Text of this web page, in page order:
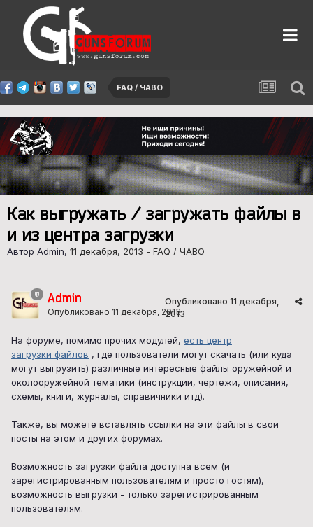
FAQ / ЧАВО
Как выгружать / загружать файлы в
и из центра загрузки
Автор Admin, 11 декабря, 2013 - FAQ / ЧАВО
Admin
Опубликовано 11 декабря, 2013
Опубликовано 11 декабря,
2013
На форуме, помимо прочих модулей, есть центр
загрузки файлов , где пользователи могут скачать (или куда
могут выгрузить) различные интересные файлы оружейной и
околооружейной тематики (инструкции, чертежи, описания,
схемы, книги, журналы, справичники итд).
Также, вы можете вставлять ссылки на эти файлы в свои
посты на этом и других форумах.
Возможность загрузки файла доступна всем (и
зарегистрированным пользователям и просто гостям),
возможность выгрузки - только зарегистрированным
пользователям.